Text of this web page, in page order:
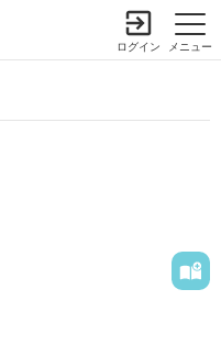
メニュー
ログイン